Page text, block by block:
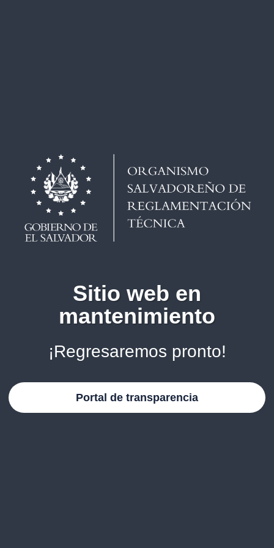
Sitio web en
mantenimiento
¡Regresaremos pronto!
Portal de transparencia